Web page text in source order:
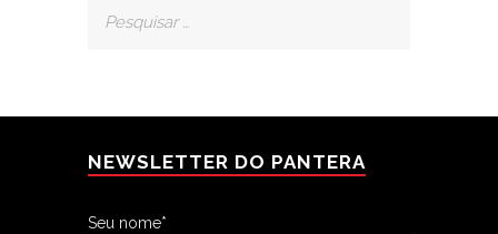
NEWSLETTER DO PANTERA
Seu nome*